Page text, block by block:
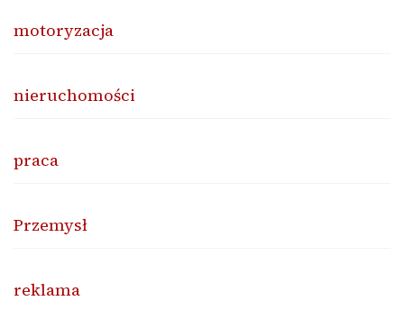
motoryzacja
nieruchomości
praca
Przemysł
reklama